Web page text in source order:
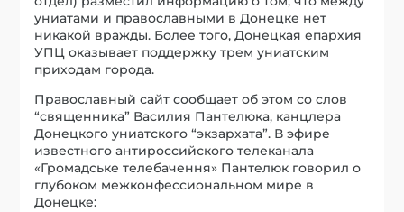
униатами и православными в Донецке нет
никакой вражды. Более того, Донецкая епархия
УПЦ оказывает поддержку трем униатским
приходам города.
Православный сайт сообщает об этом со слов
“священника” Василия Пантелюка, канцлера
Донецкого униатского “экзархата”. В эфире
известного антироссийского телеканала
«Громадське телебачення» Пантелюк говорил о
глубоком межконфессиональном мире в
Донецке: